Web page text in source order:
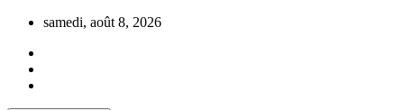
Aller
contenu
samedi, août 8, 2026